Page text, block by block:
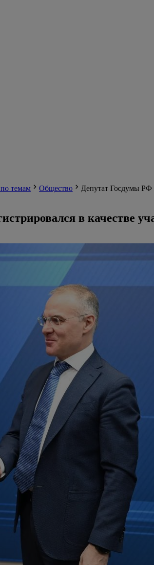
темам Общество
Депутат Госдумы РФ
в качестве